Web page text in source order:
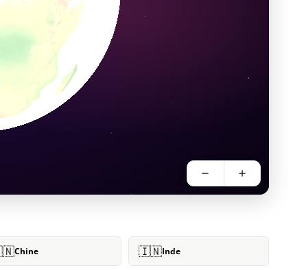
Chine 🇮🇳Inde